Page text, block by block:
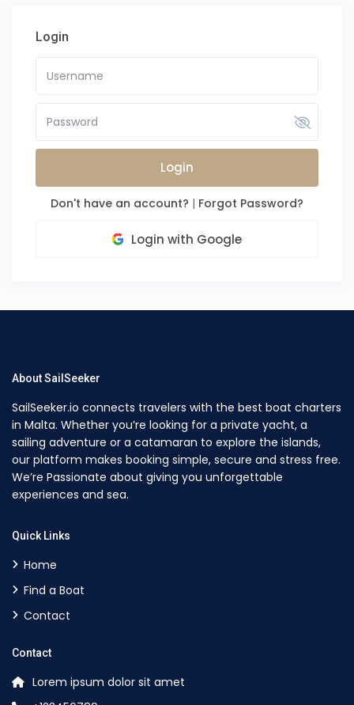
Login
Login
Don't have an account? | Forgot Password?
Login with Google
About SailSeeker
SailSeeker.io connects travelers with the best boat charters
in Malta. Whether you’re looking for a private yacht, a
sailing adventure or a catamaran to explore the islands,
our platform makes booking simple, secure and stress free.
We’re Passionate about giving you unforgettable
experiences and sea.
Quick Links
Home
Find a Boat
Contact
Contact
Lorem ipsum dolor sit amet